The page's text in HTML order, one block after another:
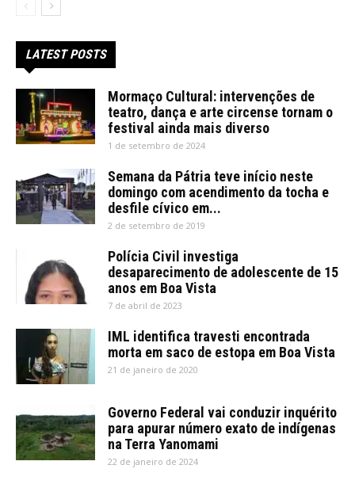
LATEST POSTS
Mormaço Cultural: intervenções de
teatro, dança e arte circense tornam o
festival ainda mais diverso
1 de setembro de 2024
Semana da Pátria teve início neste
domingo com acendimento da tocha e
desfile cívico em...
2 de setembro de 2019
Polícia Civil investiga
desaparecimento de adolescente de 15
anos em Boa Vista
7 de abril de 2023
IML identifica travesti encontrada
morta em saco de estopa em Boa Vista
21 de janeiro de 2020
Governo Federal vai conduzir inquérito
para apurar número exato de indígenas
na Terra Yanomami
22 de janeiro de 2024